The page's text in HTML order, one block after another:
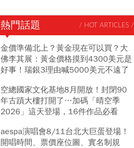
熱門話題 / HOT ARTICLES /
金價準備北上？黃金現在可以買？大
佛李其展：黃金價格摸到4300美元是
好事！瑞銀3理由喊5000美元不遠了
空總國家文化基地8月開放！封閉90
年古蹟大樓打開了…加碼「晴空季
2026」這天登場，16件作品必看
aespa演唱會8/11台北大巨蛋登場！
開唱時間、票價座位圖、實名制規